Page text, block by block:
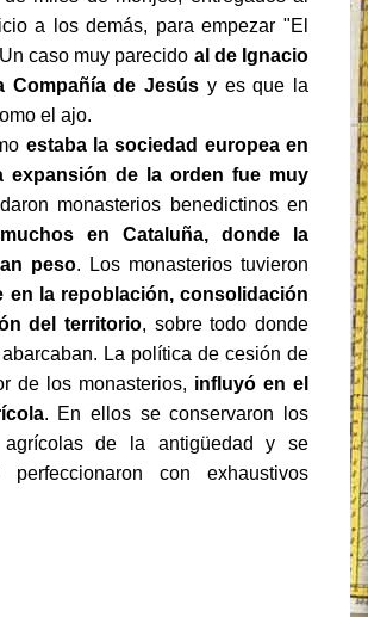
a los demás, para empezar "El
caso muy parecido al de Ignacio
Compañía de Jesús y es que la
el ajo.
estaba la sociedad europea en
expansión de la orden fue muy
monasterios benedictinos en
en Cataluña, donde la
peso. Los monasterios tuvieron
en la repoblación, consolidación
del territorio, sobre todo donde
La política de cesión de
de los monasterios, influyó en el
. En ellos se conservaron los
agrícolas de la antigüedad y se
perfeccionaron con exhaustivos